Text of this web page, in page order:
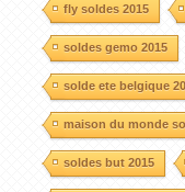
fly soldes 2015
soldes gemo 2015
solde ete belgique
maison du monde
soldes but 2015